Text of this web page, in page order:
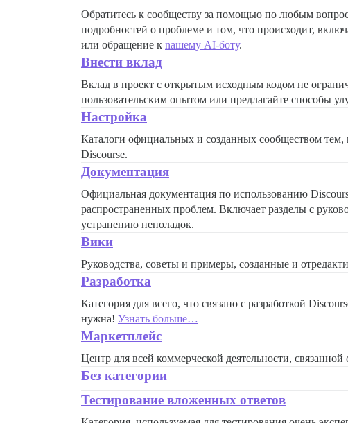
Обратитесь к сообществу за помощью по любым
подробностей о проблеме и том, что происходит,
или обращение к nашему AI-боту.
Внести вклад
Вклад в проект с открытым исходным кодом не
пользовательским опытом или предлагайте способы
Настройка
Каталоги официальных и созданных сообществом
Discourse.
Документация
Официальная документация по использованию
распространенных проблем. Включает разделы с
устранению неполадок.
Вики
Руководства, советы и примеры, созданные и
Разработка
Категория для всего, что связано с разработкой
нужна! Узнать больше…
Маркетплейс
Центр для всей коммерческой деятельности,
Без категории
Тестирование вложенных ответов